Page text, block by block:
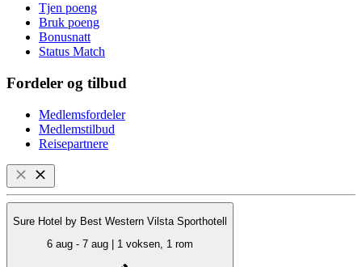
Tjen poeng
Bruk poeng
Bonusnatt
Status Match
Fordeler og tilbud
Medlemsfordeler
Medlemstilbud
Reisepartnere
Sure Hotel by Best Western Vilsta Sporthotell
6 aug - 7 aug | 1 voksen, 1 rom